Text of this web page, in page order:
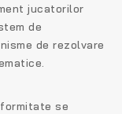
jucatorilor
de
de rezolvare
se